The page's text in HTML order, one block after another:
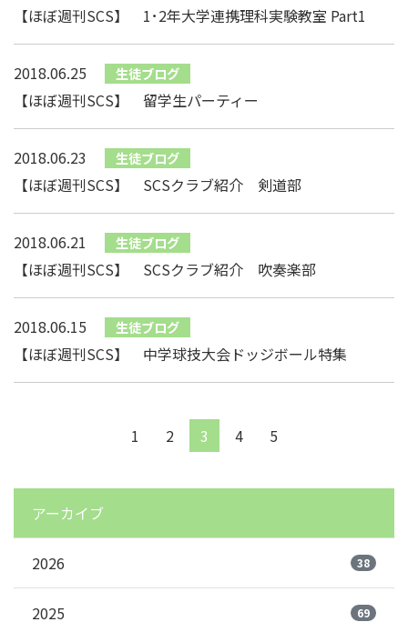
【ほぼ週刊SCS】 1･2年大学連携理科実験教室 Part1
2018.06.25 生徒ブログ
【ほぼ週刊SCS】 留学生パーティー
2018.06.23 生徒ブログ
【ほぼ週刊SCS】 SCSクラブ紹介 剣道部
2018.06.21 生徒ブログ
【ほぼ週刊SCS】 SCSクラブ紹介 吹奏楽部
2018.06.15 生徒ブログ
【ほぼ週刊SCS】 中学球技大会ドッジボール特集
1 2 3 4 5
アーカイブ
2026 38
2025 69